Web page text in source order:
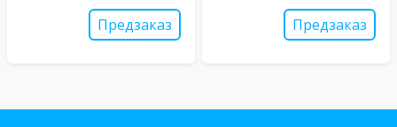
Предзаказ Предзаказ